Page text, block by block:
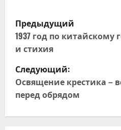
Н
а
в
и
г
Предыдущий
1937 год по китайскому
и стихия
Следующий:
Освящение крестика –
перед обрядом